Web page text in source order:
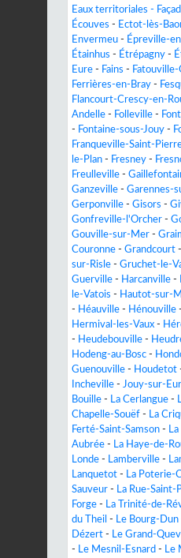
Eaux territoriales -
Écouves - Ectot-lès-
Envermeu - Épreville-
Étainhus - Étrépagny -
Eure - Fains -
Ferrières-en-Bray -
Flancourt-Crescy-en-
Andelle - Folleville -
- Fontaine-sous-Jouy -
Franqueville-Saint-
le-Plan - Fresney -
Freulleville -
Ganzeville - Garennes-
Gerponville - Gisors -
Gonfreville-l'Orcher -
Gouville-sur-Mer -
Couronne - Grandcourt -
sur-Risle - Gruchet-le-
Guerville - Harcanville -
le-Vatois - Hautot-sur-
- Héauville - Hénouville -
Hermival-les-Vaux -
- Heudebouville -
Hodeng-au-Bosc -
Guenouville - Houdetot
Incheville - Jouy-sur-
Bouille - La Cerlangue -
Chapelle-Souëf - La
Ferté-Saint-Samson -
Aubrée - La Haye-de-
Londe - Lamberville -
Lanquetot - La Poterie-
Sauveur - La Rue-Saint-
Forge - La Trinité-de-
du Theil - Le Bourg-Dun
Dézert - Le Grand-
- Le Mesnil-Esnard - Le